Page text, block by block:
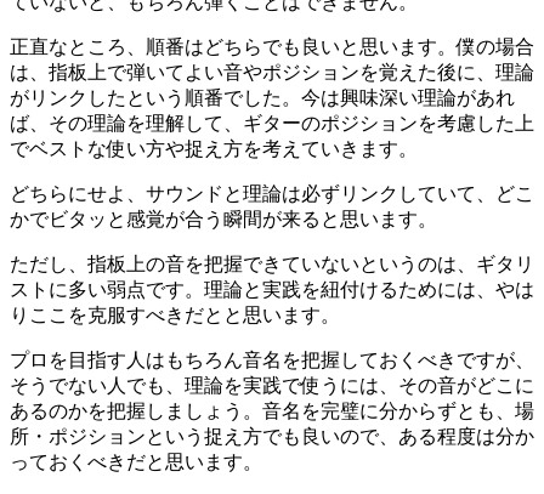
正直なところ、順番はどちらでも良いと思います。僕の場合
は、指板上で弾いてよい音やポジションを覚えた後に、理論
がリンクしたという順番でした。今は興味深い理論があれ
ば、その理論を理解して、ギターのポジションを考慮した上
でベストな使い方や捉え方を考えていきます。
どちらにせよ、サウンドと理論は必ずリンクしていて、どこ
かでビタッと感覚が合う瞬間が来ると思います。
ただし、指板上の音を把握できていないというのは、ギタリ
ストに多い弱点です。理論と実践を紐付けるためには、やは
りここを克服すべきだとと思います。
プロを目指す人はもちろん音名を把握しておくべきですが、
そうでない人でも、理論を実践で使うには、その音がどこに
あるのかを把握しましょう。音名を完璧に分からずとも、場
所・ポジションという捉え方でも良いので、ある程度は分か
っておくべきだと思います。